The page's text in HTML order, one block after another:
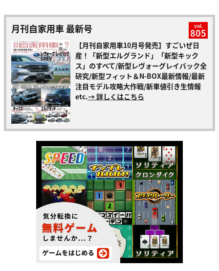
月刊自家用車 最新号 vol.
805
【月刊自家用車10月号発売】すごいぜ日
産！「新型エルグランド」「新型キック
ス」のすべて/新型レヴォーグレイバック全
研究/新型フィット＆N-BOX最新情報/最新
注目モデル攻略大作戦/新車値引き生情報
etc.→ 詳しくはこちら